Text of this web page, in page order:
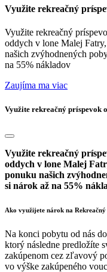
Využite rekreačný
Využite rekreačný
oddych v lone Malej
našich zvýhodnených
na 55% nákladov
Zaujíma ma viac
Využite rekreačný príspevok
Využite rekreačný
oddych v lone Malej
ponuku našich
si nárok až na 55%
Ako využijete nárok na Rekreačný
Na konci pobytu od nás
ktorý následne predložíte
zakúpenom cez zľavový
vo výške zakúpeného